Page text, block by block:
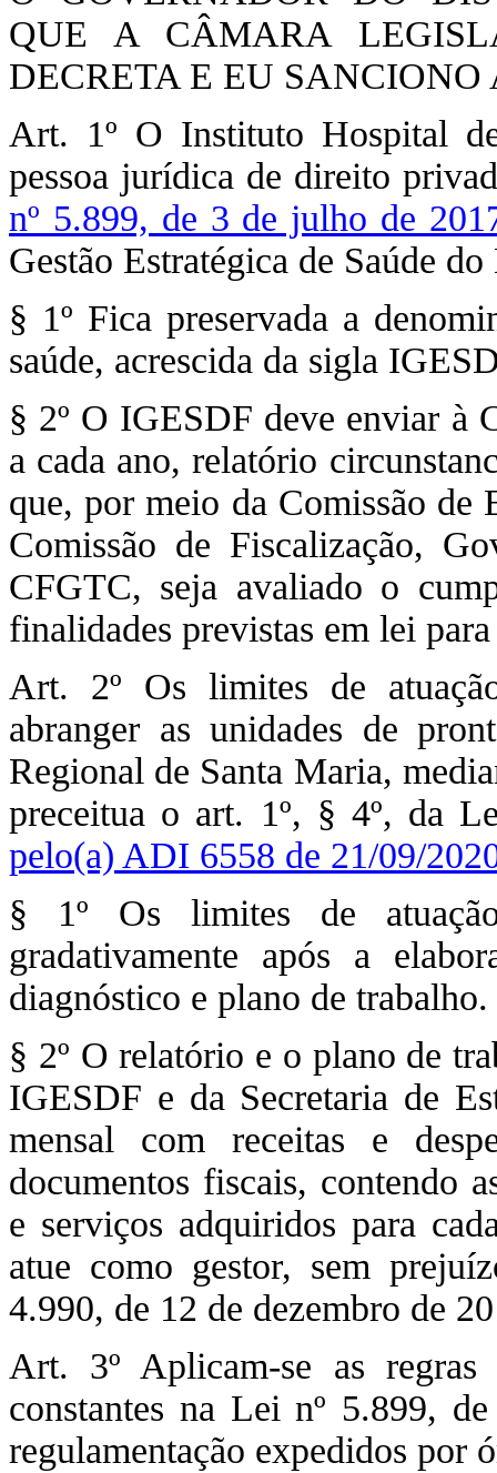
QUE A CÂMARA
DECRETA E EU
Art. 1º O Instituto Hospital
pessoa jurídica de direito
nº 5.899, de 3 de julho de
Gestão Estratégica de Saúde
§ 1º Fica preservada a
saúde, acrescida da sigla
§ 2º O IGESDF deve enviar à
a cada ano, relatório
que, por meio da Comissão de
Comissão de Fiscalização,
CFGTC, seja avaliado o
finalidades previstas em lei
Art. 2º Os limites de
abranger as unidades de
Regional de Santa Maria,
preceitua o art. 1º, § 4º, da
pelo(a) ADI 6558 de 21/09/
§ 1º Os limites de
gradativamente após a
diagnóstico e plano de trabalho.
§ 2º O relatório e o plano de
IGESDF e da Secretaria de
mensal com receitas e
documentos fiscais, contendo
e serviços adquiridos para
atue como gestor, sem
4.990, de 12 de dezembro de
Art. 3º Aplicam-se as regras
constantes na Lei nº 5.899,
regulamentação expedidos por